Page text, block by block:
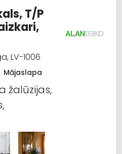
T/P
LV-1006
Mājaslapa
žalūzijas,